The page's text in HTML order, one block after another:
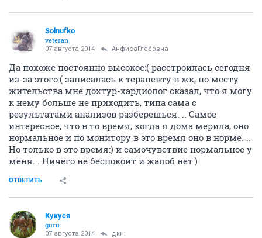
Solnufko
veteran
07 августа 2014 АнфисаГлебовна
Да похоже постоянно высокое:( расстроилась сегодня
из-за этого:( записалась к терапевту в жк, по месту
жительства мне дохтур-хардиолог сказал, что я могу
к нему больше не приходить, типа сама с
результатами анализов разберешься. .. Самое
интересное, что в то время, когда я дома мерила, оно
нормальное и по монитору в это время оно в норме. ..
Но только в это время:) и самочувствие нормальное у
меня. . Ничего не беспокоит и жалоб нет:)
ОТВЕТИТЬ
Кукуся
guru
07 августа 2014 дкн